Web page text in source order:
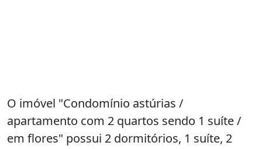
O imóvel "Condomínio astúrias /
apartamento com 2 quartos sendo 1 suíte /
em flores" possui 2 dormitórios, 1 suíte, 2